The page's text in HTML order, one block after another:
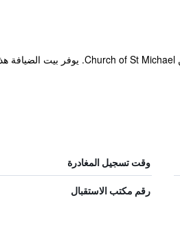
وقت تسجيل المغادرة
رقم مكتب الاستقبال